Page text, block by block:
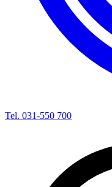
Tel. 031-550 700